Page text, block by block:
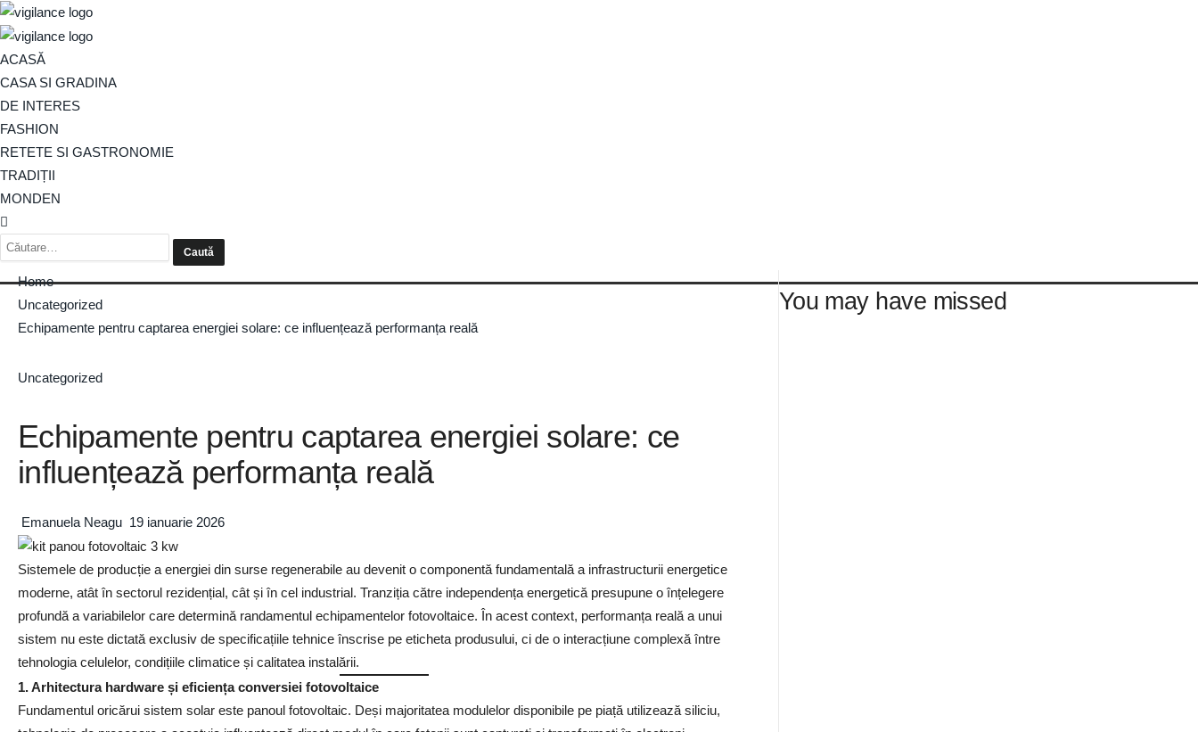
ACASĂ
CASA SI GRADINA
DE INTERES
FASHION
RETETE SI GASTRONOMIE
TRADIȚII
MONDEN
Home
Uncategorized
Echipamente pentru captarea energiei solare: ce influențează performanța reală
Uncategorized
Echipamente pentru captarea energiei solare: ce
influențează performanța reală
Emanuela Neagu 19 ianuarie 2026
Sistemele de producție a energiei din surse regenerabile au devenit o componentă fundamentală a infrastructurii energetice
moderne, atât în sectorul rezidențial, cât și în cel industrial. Tranziția către independența energetică presupune o înțelegere
profundă a variabilelor care determină randamentul echipamentelor fotovoltaice. În acest context, performanța reală a unui
sistem nu este dictată exclusiv de specificațiile tehnice înscrise pe eticheta produsului, ci de o interacțiune complexă între
tehnologia celulelor, condițiile climatice și calitatea instalării.
1. Arhitectura hardware și eficiența conversiei fotovoltaice
Fundamentul oricărui sistem solar este panoul fotovoltaic. Deși majoritatea modulelor disponibile pe piață utilizează siliciu,
You may have missed